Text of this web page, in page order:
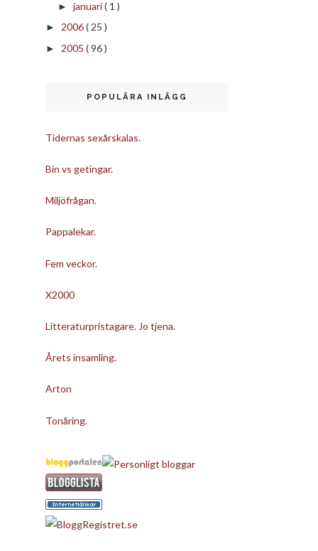
► januari( 1 )
► 2006( 25 )
► 2005 ( 96 )
POPULÄRA INLÄGG
Tidernas sexårskalas.
Bin vs getingar.
Miljöfrågan.
Pappalekar.
Fem veckor.
X2000
Litteraturpristagare. Jo tjena.
Årets insamling.
Arton
Tonåring.